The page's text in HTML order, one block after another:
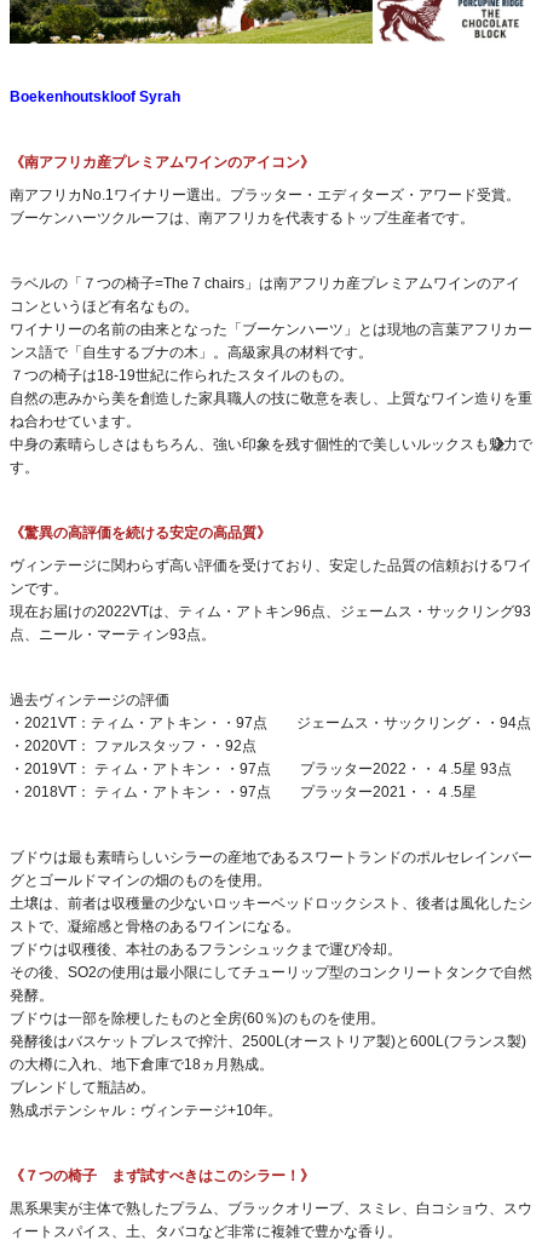
Boekenhoutskloof Syrah
《南アフリカ産プレミアムワインのアイコン》
南アフリカNo.1ワイナリー選出。プラッター・エディターズ・アワード受賞。
ブーケンハーツクルーフは、南アフリカを代表するトップ生産者です。
ラベルの「７つの椅子=The 7 chairs」は南アフリカ産プレミアムワインのアイ
コンというほど有名なもの。
ワイナリーの名前の由来となった「ブーケンハーツ」とは現地の言葉アフリカー
ンス語で「自生するブナの木」。高級家具の材料です。
７つの椅子は18-19世紀に作られたスタイルのもの。
自然の恵みから美を創造した家具職人の技に敬意を表し、上質なワイン造りを重
ね合わせています。
中身の素晴らしさはもちろん、強い印象を残す個性的で美しいルックスも魅力で
す。
《驚異の高評価を続ける安定の高品質》
ヴィンテージに関わらず高い評価を受けており、安定した品質の信頼おけるワイ
ンです。
現在お届けの2022VTは、ティム・アトキン96点、ジェームス・サックリング93
点、ニール・マーティン93点。
過去ヴィンテージの評価
・2021VT：ティム・アトキン・・97点 ジェームス・サックリング・・94点
・2020VT： ファルスタッフ・・92点
・2019VT： ティム・アトキン・・97点 プラッター2022・・４.5星 93点
・2018VT： ティム・アトキン・・97点 プラッター2021・・４.5星
ブドウは最も素晴らしいシラーの産地であるスワートランドのポルセレインバー
グとゴールドマインの畑のものを使用。
土壌は、前者は収穫量の少ないロッキーベッドロックシスト、後者は風化したシ
ストで、凝縮感と骨格のあるワインになる。
ブドウは収穫後、本社のあるフランシュックまで運び冷却。
その後、SO2の使用は最小限にしてチューリップ型のコンクリートタンクで自然
発酵。
ブドウは一部を除梗したものと全房(60％)のものを使用。
発酵後はバスケットプレスで搾汁、2500L(オーストリア製)と600L(フランス製)
の大樽に入れ、地下倉庫で18ヵ月熟成。
ブレンドして瓶詰め。
熟成ポテンシャル：ヴィンテージ+10年。
《７つの椅子 まず試すべきはこのシラー！》
黒系果実が主体で熟したプラム、ブラックオリーブ、スミレ、白コショウ、スウ
ィートスパイス、土、タバコなど非常に複雑で豊かな香り。